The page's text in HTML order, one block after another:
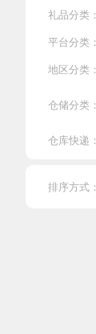
运动
箱包
内衣
百货
数码
礼品分类：
平台分类：
地区分类：
仓储分类：
仓库快递：
排序方式：